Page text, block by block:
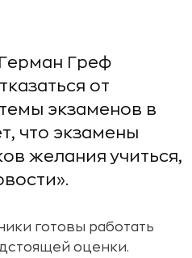
Греф
от
экзаменов в
что экзамены
желания учиться,
готовы работать
оценки.